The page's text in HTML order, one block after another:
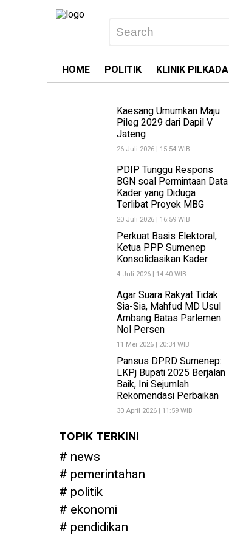
HOME POLITIK KLINIK PILKADA
Kaesang Umumkan Maju
Pileg 2029 dari Dapil V
Jateng
26 Juli 2026 | 15:54 WIB
PDIP Tunggu Respons
BGN soal Permintaan Data
Kader yang Diduga
Terlibat Proyek MBG
20 Juli 2026 | 16:59 WIB
Perkuat Basis Elektoral,
Ketua PPP Sumenep
Konsolidasikan Kader
4 Juli 2026 | 14:40 WIB
Agar Suara Rakyat Tidak
Sia-Sia, Mahfud MD Usul
Ambang Batas Parlemen
Nol Persen
11 Mei 2026 | 20:34 WIB
Pansus DPRD Sumenep:
LKPj Bupati 2025 Berjalan
Baik, Ini Sejumlah
Rekomendasi Perbaikan
30 April 2026 | 11:59 WIB
TOPIK TERKINI
news
pemerintahan
politik
ekonomi
pendidikan